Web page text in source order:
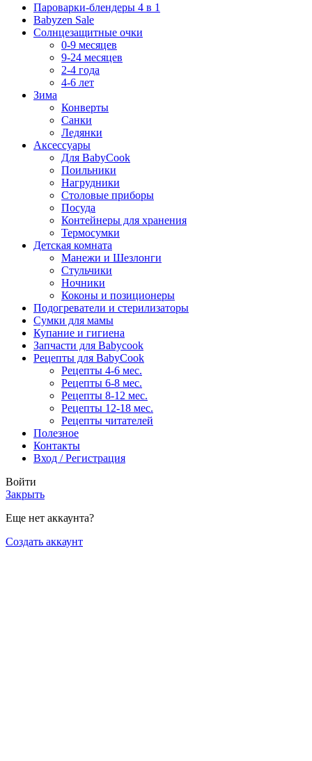
Пароварки-блендеры 4 в 1
Babyzen Sale
Солнцезащитные очки
0-9 месяцев
9-24 месяцев
2-4 года
4-6 лет
Зима
Конверты
Санки
Ледянки
Аксессуары
Для BabyCook
Поильники
Нагрудники
Столовые приборы
Посуда
Контейнеры для хранения
Термосумки
Детская комната
Манежи и Шезлонги
Стульчики
Ночники
Коконы и позиционеры
Подогреватели и стерилизаторы
Сумки для мамы
Купание и гигиена
Запчасти для Babycook
Рецепты для BabyCook
Рецепты 4-6 мес.
Рецепты 6-8 мес.
Рецепты 8-12 мес.
Рецепты 12-18 мес.
Рецепты читателей
Полезное
Контакты
Вход / Регистрация
Войти
Закрыть
Еще нет аккаунта?
Создать аккаунт